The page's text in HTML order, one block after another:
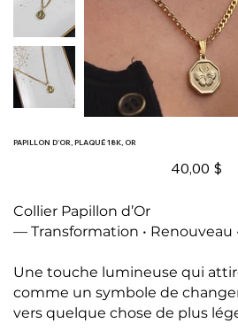
PAPILLON D'OR, PLAQUÉ 18K, OR
Prix
40,00 $
Collier Papillon d’Or
— Transformation • Renouveau
Une touche lumineuse qui
comme un symbole de
vers quelque chose de plus